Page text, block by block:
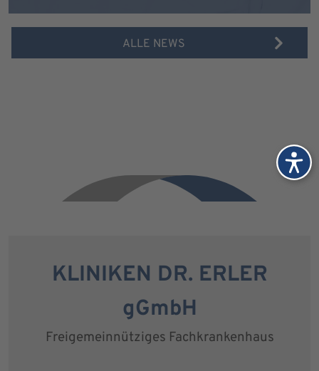
ALLE NEWS
KLINIKEN DR. ERLER
gGmbH
Freigemeinnütziges Fachkrankenhaus